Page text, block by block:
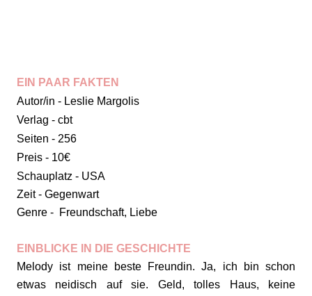
EIN PAAR FAKTEN
Autor/in - Leslie Margolis
Verlag - cbt
Seiten - 256
Preis - 10€
Schauplatz - USA
Zeit - Gegenwart
Genre - Freundschaft, Liebe
EINBLICKE IN DIE GESCHICHTE
Melody ist meine beste Freundin. Ja, ich bin schon
etwas neidisch auf sie. Geld, tolles Haus, keine